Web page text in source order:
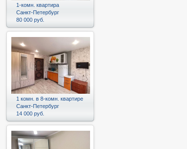
1-комн. квартира
Санкт-Петербург
80 000 руб.
1 комн. в 8-комн. квартире
Санкт-Петербург
14 000 руб.